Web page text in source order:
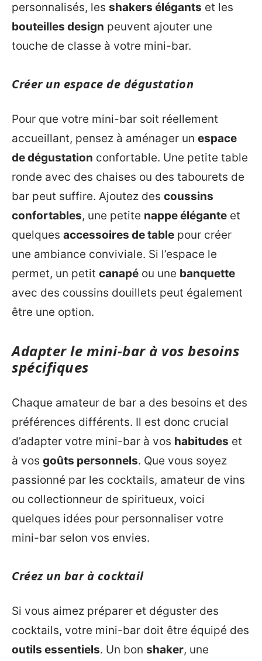
personnalisés, les shakers élégants et les
bouteilles design peuvent ajouter une
touche de classe à votre mini-bar.
Créer un espace de dégustation
Pour que votre mini-bar soit réellement
accueillant, pensez à aménager un espace
de dégustation confortable. Une petite table
ronde avec des chaises ou des tabourets de
bar peut suffire. Ajoutez des coussins
confortables, une petite nappe élégante et
quelques accessoires de table pour créer
une ambiance conviviale. Si l’espace le
permet, un petit canapé ou une banquette
avec des coussins douillets peut également
être une option.
Adapter le mini-bar à vos besoins
spécifiques
Chaque amateur de bar a des besoins et des
préférences différents. Il est donc crucial
d’adapter votre mini-bar à vos habitudes et
à vos goûts personnels. Que vous soyez
passionné par les cocktails, amateur de vins
ou collectionneur de spiritueux, voici
quelques idées pour personnaliser votre
mini-bar selon vos envies.
Créez un bar à cocktail
Si vous aimez préparer et déguster des
cocktails, votre mini-bar doit être équipé des
outils essentiels. Un bon shaker, une